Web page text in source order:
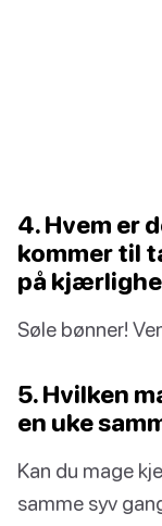
4. Hvem er
kommer til
på
Søle bønner!
5. Hvilken
en uke
Kan du mage
samme syv